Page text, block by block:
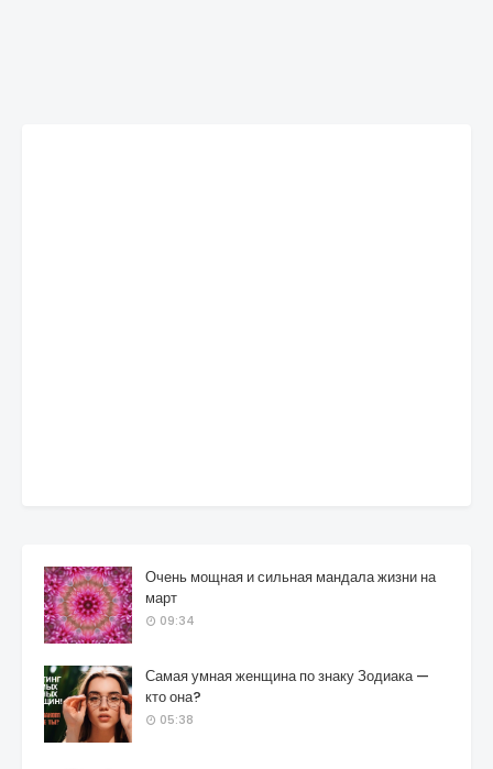
Очень мощная и сильная мандала жизни на
март
09:34
Самая умная женщина по знаку Зодиака —
кто она?
05:38